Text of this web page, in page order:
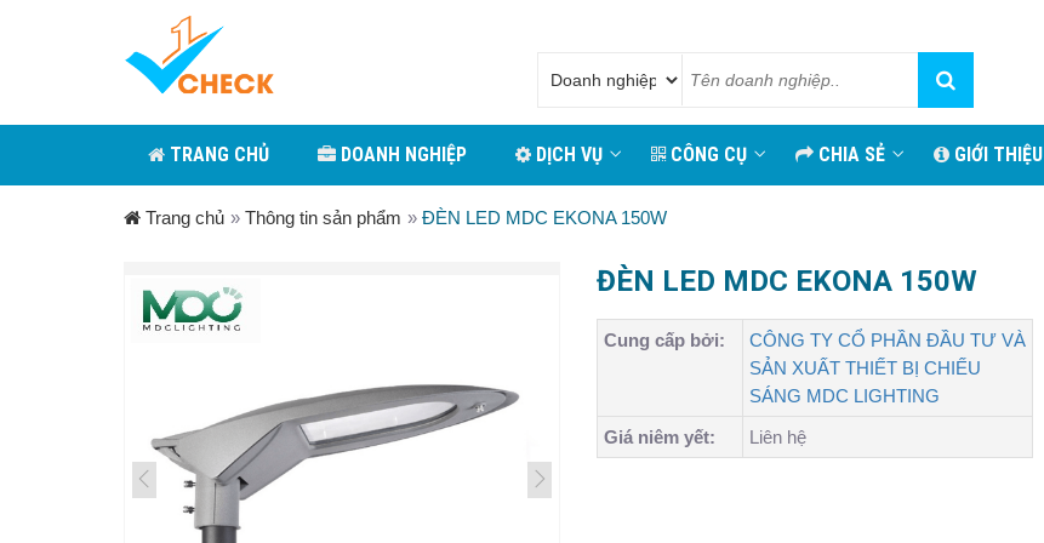
TRANG CHỦ DOANH NGHIỆP DỊCH VỤ CÔNG CỤ CHIA SẺ GIỚI THIỆU
Trang chủ » Thông tin sản phẩm » ĐÈN LED MDC EKONA 150W
ĐÈN LED MDC EKONA 150W
Cung cấp bởi:
CÔNG TY CỔ PHẦN ĐẦU TƯ VÀ
SẢN XUẤT THIẾT BỊ CHIẾU
SÁNG MDC LIGHTING
Giá niêm yết:
Liên hệ